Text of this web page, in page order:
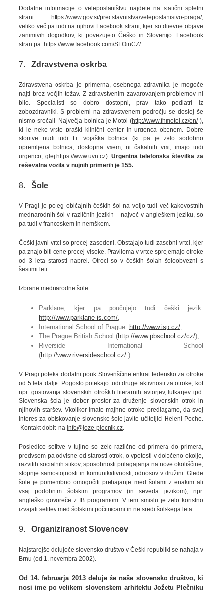
Dodatne informacije o veleposlaništvu najdete na statični spletni
strani
https://www.gov.si/predstavnistva/veleposlanistvo-praga/,
veliko več pa tudi na njihovi Facebook strani, kjer so dnevne objave
zanimivih dogodkov, ki povezujejo Češko in Slovenijo. Facebook
stran pa: https://www.facebook.com/SLOinCZ/.
7. Zdravstvena oskrba
Zdravstvena oskrba je primerna, osebnega zdravnika je mogoče
najti brez večjih težav. Z zdravstvenim zavarovanjem problemov ni
bilo. Specialisti so dobro dostopni, prav tako pediatri iz
zobozdravniki. S problemi na zdravstvenem področju se doslej še
nismo srečali. Največja bolnica je Motol (http://www.fnmotol.cz/en/),
ki je neke vrste praški klinični center in urgenca obenem. Dobre
storitve nudi tudi t.i. vojaška bolnica (ki pa je zelo sodobno
opremljena bolnica, dostopna vsem, ni čakalnih vrst, imajo tudi
urgenco, glej:https://www.uvn.cz). Urgentna telefonska številka za
reševalna vozila v nujnih primerih je 155.
8. Šole
V Pragi je poleg običajnih čeških šol na voljo tudi več kakovostnih
mednarodnih šol v različnih jezikih – največ v angleškem jeziku, so
pa tudi v francoskem in nemškem.
Češki javni vrtci so precej zasedeni. Obstajajo tudi zasebni vrtci, kjer
pa znajo biti cene precej visoke. Praviloma v vrtce sprejemajo otroke
od 3 leta starosti naprej. Otroci so v čeških šolah šoloobvezni s
šestimi leti.
Izbrane mednarodne šole:
Parklane, kjer pa poučujejo tudi češki jezik:
http://www.parklane-is.com/,
International School of Prague: http://www.isp.cz/
The Prague British School (http://www.pbschool.cz/cz/),
Riverside International School
(http://www.riversideschool.cz/ ).
V Pragi poteka dodatni pouk Slovenščine enkrat tedensko za otroke
od 5 leta dalje. Pogosto potekajo tudi druge aktivnosti za otroke, kot
npr. gostovanja slovenskih otroških literarnih avtorjev, lutkarjev ipd.
Slovenska šola je dober prostor za druženje slovenskih otrok in
njihovih staršev. Vkolikor imate majhne otroke predlagamo, da svoj
interes za obiskovanje slovenske šole javite učiteljici Heleni Poche.
Kontakt dobiti na info@joze-plecnik.cz
Posledice selitve v tujino so zelo različne od primera do primera,
predvsem pa odvisne od starosti otrok, o vpetosti v določeno okolje,
razvitih socialnih stikov, sposobnosti prilagajanja na nove okoliščine,
stopnje samostojnosti in komunikativnosti, odnosov v družini. Glede
šole je pomembno omogočiti prehajanje med šolami z enakim ali
vsaj podobnim šolskim programov (in seveda jezikom), npr.
angleško govoreče z IB programom. V tem smislu je zelo koristno
izvajati selitev med šolskimi počitnicami in ne sredi šolskega leta.
9. Organiziranost Slovencev
Najstarejše delujoče slovensko društvo v Češki republiki se nahaja v
Brnu (od 1. novembra 2002).
Od 14. februarja 2013 deluje še naše slovensko društvo, ki
nosi ime po velikem slovenskem arhitektu Jožetu Plečniku